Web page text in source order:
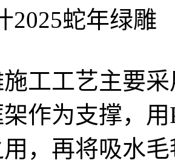
工工艺主要
作为支撑，
，再将吸水